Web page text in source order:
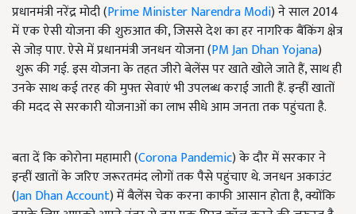
प्रधानमंत्री नरेंद्र मोदी (Prime Minister Narendra Modi) ने साल 2014
में एक ऐसी योजना की शुरुआत की, जिससे देश का हर नागरिक बैंकिंग क्षेत्र
से जोड़ पाए. ऐसे में प्रधानमंत्री जनधन योजना (PM Jan Dhan Yojana)
शुरू की गई. इस योजना के तहत जीरो बेलेंस पर खाते खोले जाते हैं, साथ ही
उनके साथ कई तरह की मुफ्त सेवाएं भी उपलब्ध कराई जाती हैं. इन्हीं खातों
की मदद से सरकारी योजनाओं का लाभ सीधे आम जनता तक पहुंचता है.
बता दें कि कोरोना महामारी (Corona Pandemic) के दौर में सरकार ने
इन्हीं खातों के जरिए जरूरतमंद लोगों तक पैसे पहुंचाए थे. जनधन अकाउंट
(Jan Dhan Account) में बैलेंस चेक करना काफी आसान होता है, क्योंकि